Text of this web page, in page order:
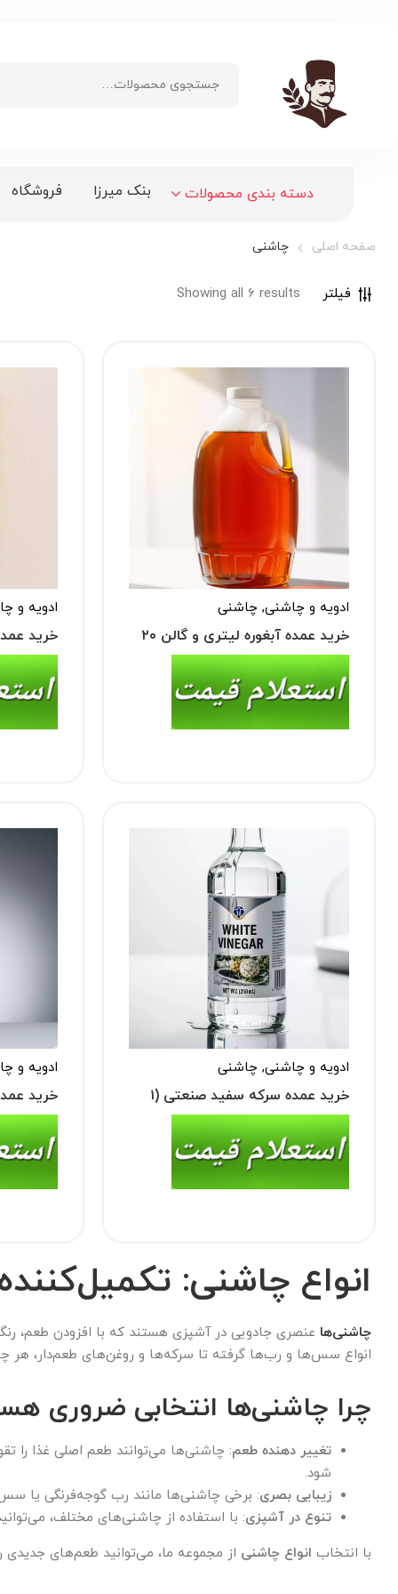
دسته بندی محصولات بنک میرزا فروشگاه
صفحه اصلی چاشنی
فیلتر Showing all 6 results
ادویه و چاشنی, چاشنی
خرید عمده آبغوره لیتری و گالن ۲۰
لیتری
ادویه و
خرید
مینی)
ادویه و چاشنی, چاشنی
خرید عمده سرکه سفید صنعتی (۱
لیتری و ۲۰ لیتری)
ادویه و
خرید
گالن ۲۰ لیتری
انواع چاشنی:
چاشنی‌ها عنصری جادویی در آشپزی هستند که با افزودن طعم،
انواع سس‌ها و رب‌ها گرفته تا سرکه‌ها و روغن‌های طعم‌دار، هر
چرا چاشنی‌ها انتخابی ضروری
تغییر دهنده طعم: چاشنی‌ها می‌توانند طعم اصلی غذا را
شود.
زیبایی بصری: برخی چاشنی‌ها مانند رب گوجه‌فرنگی یا سس
تنوع در آشپزی: با استفاده از چاشنی‌های مختلف،
با انتخاب انواع چاشنی از مجموعه ما، می‌توانید طعم‌های جدیدی